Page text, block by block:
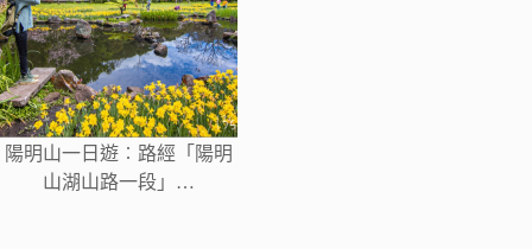
陽明山一日遊︰路經「陽明
山湖山路一段」…